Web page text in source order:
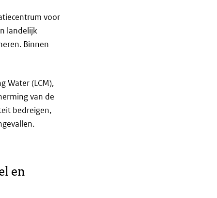
voor
landelijk
Binnen
Water (LCM),
van de
bedreigen,
en